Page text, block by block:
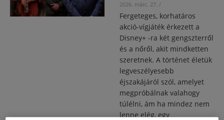
2026. márc. 27. /
Fergeteges, korhatáros
akció-vígjáték érkezett a
Disney+ -ra két gengszterről
és a nőről, akit mindketten
szeretnek. A történet életük
legveszélyesebb
éjszakájáról szól, amelyet
megpróbálnak valahogy
túlélni, ám ha mindez nem
lenne elég, egy